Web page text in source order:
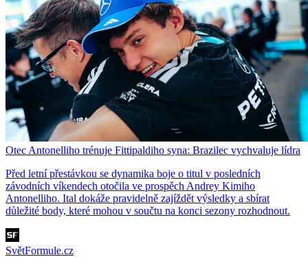
Otec Antonelliho trénuje Fittipaldiho syna: Brazilec vychvaluje lídra
Před letní přestávkou se dynamika boje o titul v posledních
závodních víkendech otočila ve prospěch Andrey Kimiho
Antonelliho. Ital dokáže pravidelně zajíždět výsledky a sbírat
důležité body, které mohou v součtu na konci sezony rozhodnout.
SvětFormule.cz